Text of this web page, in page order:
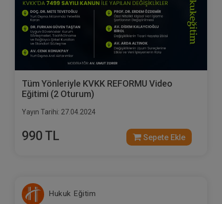
Tüm Yönleriyle KVKK REFORMU Video
Eğitimi (2 Oturum)
Yayın Tarihi: 27.04.2024
990 TL Sepete Ekle
Hukuk Eğitim